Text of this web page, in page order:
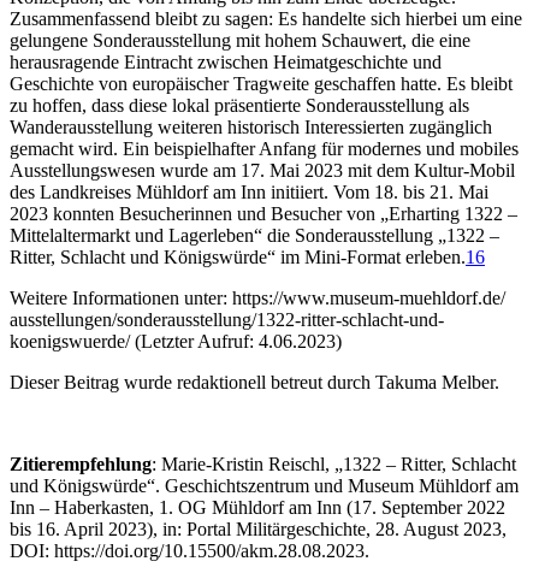
Zusammenfassend bleibt zu sagen: Es handelte sich hierbei um eine
gelungene Sonderausstellung mit hohem Schauwert, die eine
herausragende Eintracht zwischen Heimatgeschichte und
Geschichte von europäischer Tragweite geschaffen hatte. Es bleibt
zu hoffen, dass diese lokal präsentierte Sonderausstellung als
Wanderausstellung weiteren historisch Interessierten zugänglich
gemacht wird. Ein beispielhafter Anfang für modernes und mobiles
Ausstellungswesen wurde am 17. Mai 2023 mit dem Kultur-Mobil
des Landkreises Mühldorf am Inn initiiert. Vom 18. bis 21. Mai
2023 konnten Besucherinnen und Besucher von „Erharting 1322 –
Mittelaltermarkt und Lagerleben“ die Sonderausstellung „1322 –
Ritter, Schlacht und Königswürde“ im Mini-Format erleben.16
Weitere Informationen unter: https://www.museum-muehldorf.de/
ausstellungen/sonderausstellung/1322-ritter-schlacht-und-
koenigswuerde/ (Letzter Aufruf: 4.06.2023)
Dieser Beitrag wurde redaktionell betreut durch Takuma Melber.
Zitierempfehlung: Marie-Kristin Reischl, „1322 – Ritter, Schlacht
und Königswürde“. Geschichtszentrum und Museum Mühldorf am
Inn – Haberkasten, 1. OG Mühldorf am Inn (17. September 2022
bis 16. April 2023), in: Portal Militärgeschichte, 28. August 2023,
DOI: https://doi.org/10.15500/akm.28.08.2023.